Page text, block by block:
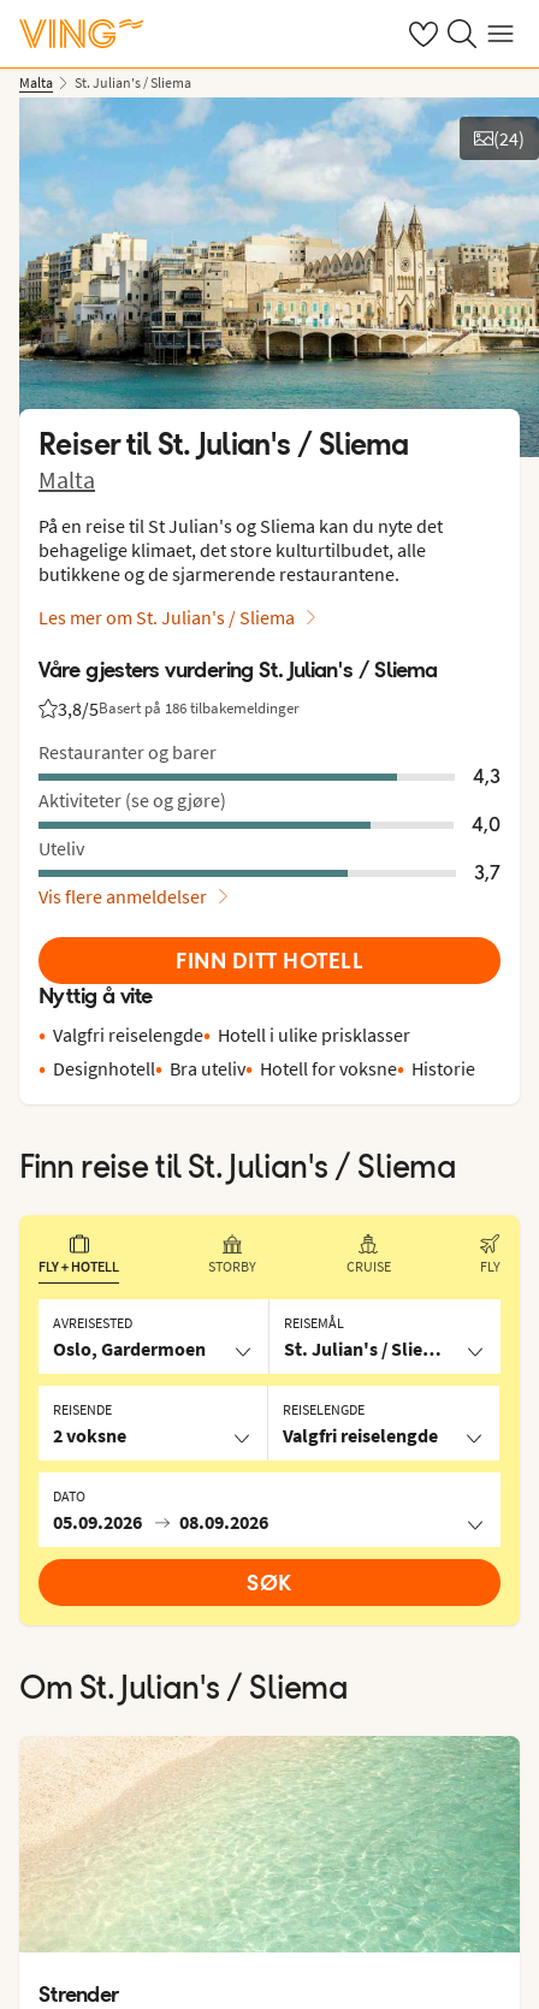
Se dine sparte
Søk påMeny
Malta St. Julian's / Sliema
Vis bilder
(24)
Reiser til St. Julian's / Sliema
Malta
På en reise til St Julian's og Sliema kan du nyte det
behagelige klimaet, det store kulturtilbudet, alle
butikkene og de sjarmerende restaurantene.
Les mer om St. Julian's / Sliema
Våre gjesters vurdering St. Julian's / Sliema
3,8/5 Basert på 186 tilbakemeldinger
Vurdering fra Vings gjester: 3.8/5
Restauranter og barer
4,3
Aktiviteter (se og gjøre)
4,0
Uteliv
3,7
Vis flere anmeldelser
FINN DITT HOTELL
Nyttig å vite
Valgfri reiselengde
Hotell i ulike prisklasser
Designhotell
Bra uteliv Hotell for voksne Historie
Finn reise til St. Julian's / Sliema
FLY + HOTELL STORBY CRUISE FLY
AVREISESTED
Oslo, Gardermoen
REISEMÅL
St. Julian's / Sliema, Malta
REISELENGDE
Valgfri reiselengde
DATO
05.09.2026 08.09.2026
REISENDE
2 voksne
SØK
Om St. Julian's / Sliema
Strender